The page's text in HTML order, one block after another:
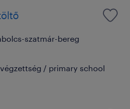
szatmár-bereg
/ primary school